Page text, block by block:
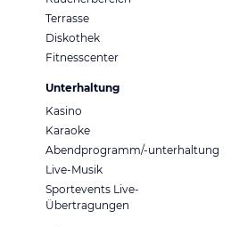
Terrasse
Diskothek
Fitnesscenter
Unterhaltung
Kasino
Karaoke
Abendprogramm/-unterhaltung
Live-Musik
Sportevents Live-
Übertragungen